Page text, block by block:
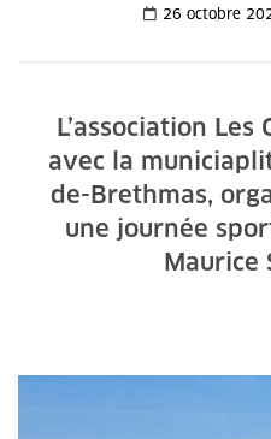
26 octobre
L’association
avec la
de-Brethmas,
une journée
Maurice